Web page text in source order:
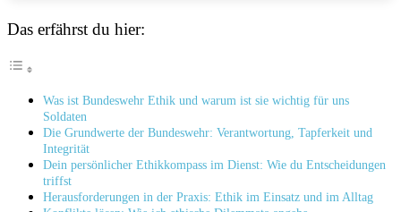
Das erfährst du hier:
Was ist Bundeswehr Ethik und warum‍ ist sie wichtig für uns
Soldaten
Die Grundwerte der Bundeswehr: Verantwortung, Tapferkeit ⁣und
Integrität
Dein persönlicher Ethikkompass im Dienst:⁤ Wie ⁣du ​Entscheidungen
triffst
Herausforderungen ‍in der⁢ Praxis: Ethik​ im ⁤Einsatz und⁤ im Alltag